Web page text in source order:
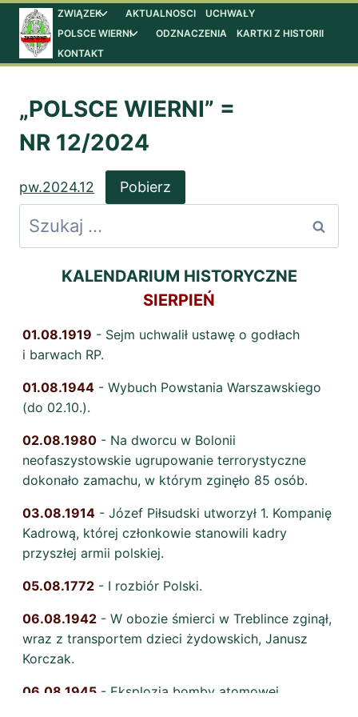
Przejdź
do
treści
ZWIĄZEK
Przełącz
menu
AKTUALNOSCI
UCHWAŁY
POLSCE WIERNI
Przełącz
podrzędne
ODZNACZENIA
KARTKI Z HISTORII
KONTAKT
„POLSCE WIERNI” =
NR 12/2024
pw.2024.12 Pobierz
KALENDARIUM HISTORYCZNE
SIERPIEŃ
01.08.1919 - Sejm uchwalił ustawę o godłach
i barwach RP.
01.08.1944 - Wybuch Powstania Warszawskiego
(do 02.10.).
02.08.1980 - Na dworcu w Bolonii
neofaszystowskie ugrupowanie terrorystyczne
dokonało zamachu, w którym zginęło 85 osób.
03.08.1914 - Józef Piłsudski utworzył 1. Kompanię
Kadrową, której członkowie stanowili kadry
przyszłej armii polskiej.
05.08.1772 - I rozbiór Polski.
06.08.1942 - W obozie śmierci w Treblince zginął,
wraz z transportem dzieci żydowskich, Janusz
Korczak.
06.08.1945 - Eksplozja bomby atomowej